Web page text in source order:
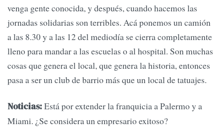
venga gente conocida, y después, cuando hacemos las
jornadas solidarias son terribles. Acá ponemos un camión
a las 8.30 y a las 12 del mediodía se cierra completamente
lleno para mandar a las escuelas o al hospital. Son muchas
cosas que genera el local, que genera la historia, entonces
pasa a ser un club de barrio más que un local de tatuajes.
Noticias:Está por extender la franquicia a Palermo y a
Miami. ¿Se considera un empresario exitoso?